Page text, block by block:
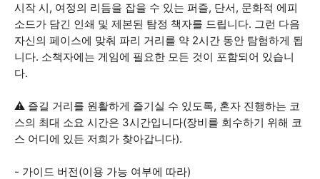
시작 시, 여정의 리듬을 잡을 수 있는 퍼즐, 단서, 문화적 에피
소드가 담긴 인쇄 및 제본된 탐정 책자를 드립니다. 그런 다음
자신의 페이스에 맞춰 파리 거리를 약 2시간 동안 탐험하게 됩
니다. 소책자에는 게임에 필요한 모든 것이 포함되어 있습니
다.
⚠️ 즐길 거리를 원활하게 즐기실 수 있도록, 혼자 진행하는 코
스의 최대 소요 시간은 3시간입니다(장비를 회수하기 위해 코
스 어디에 있든 저희가 찾아갑니다).
- 가이드 버전(이용 가능 여부에 따라)